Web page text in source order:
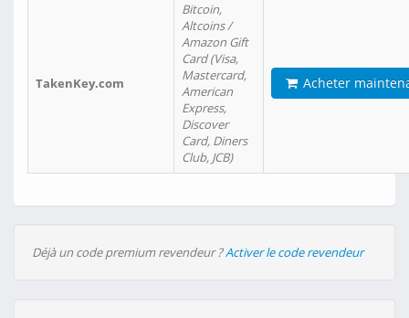
TakenKey.com
Bitcoin,
Altcoins /
Amazon Gift
Card (Visa,
Mastercard,
American
Express,
Discover
Card, Diners
Club, JCB)
Acheter
Déjà un code premium revendeur ?Activer le code revendeur